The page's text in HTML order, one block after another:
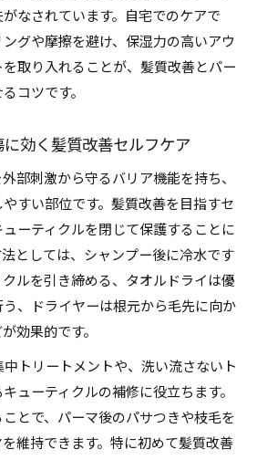
なされています。自宅でのケアで
グや摩擦を避け、保湿力の高いアウ
を取り入れることが、髪質改善とパー
コツです。
に効く髪質改善セルフケア
部刺激から守るバリア機能を持ち、
すい部位です。髪質改善を目指すセ
ーティクルを閉じて保護することに
としては、シャンプー後に冷水です
ルを引き締める、タオルドライは優
、ドライヤーは根元から毛先に向か
効果的です。
中トリートメントや、洗い流さないト
ューティクルの補修に役立ちます。
とで、パーマ後のパサつきや枝毛を
維持できます。特に初めて髪質改善